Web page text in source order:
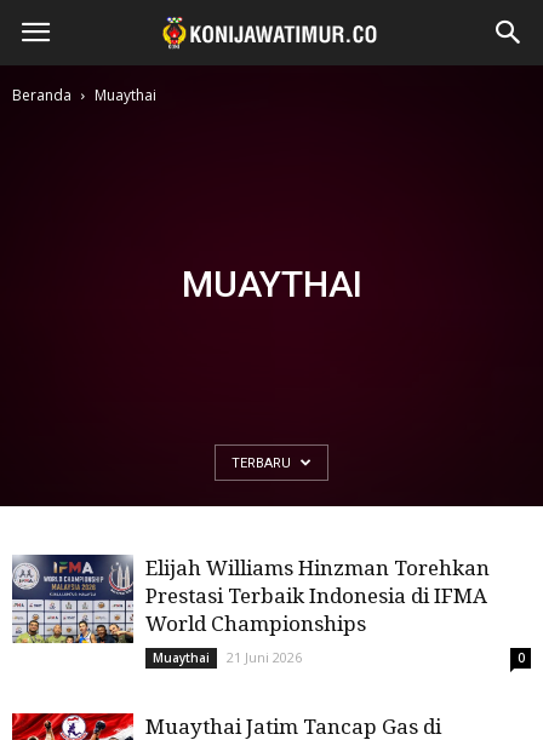
Beranda Muaythai
MUAYTHAI
TERBARU
Elijah Williams Hinzman Torehkan
Prestasi Terbaik Indonesia di IFMA
World Championships
Muaythai 21 Juni 2026 0
Muaythai Jatim Tancap Gas di